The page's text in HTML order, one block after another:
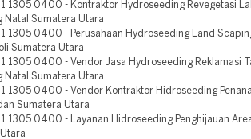
1305 0400 - Kontraktor Hydroseeding Revegetasi
Natal Sumatera Utara
1305 0400 - Perusahaan Hydroseeding Land
Sumatera Utara
1305 0400 - Vendor Jasa Hydroseeding Reklamasi
Natal Sumatera Utara
1305 0400 - Vendor Kontraktor Hidroseeding
Sumatera Utara
1305 0400 - Layanan Hidroseeding Penghijauan